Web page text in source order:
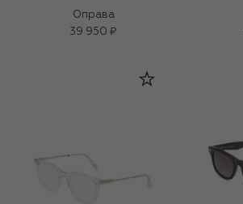
Оправа
39 950 ₽